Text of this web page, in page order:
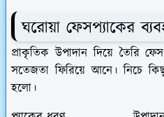
​ঘরোয়া ফেসপ্যাকের
​প্রাকৃতিক উপাদান দিয়ে তৈরি
সতেজতা ফিরিয়ে আনে। নিচে
হলো।